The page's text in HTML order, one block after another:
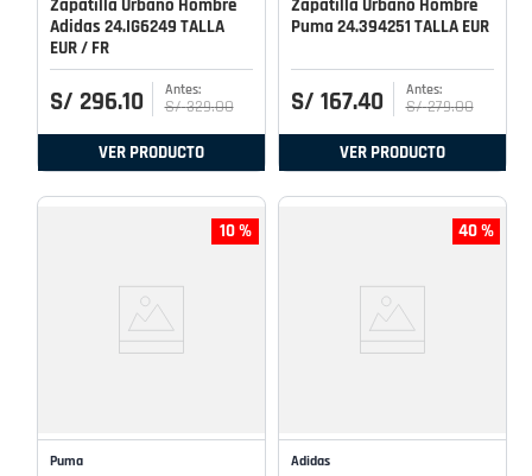
Zapatilla Urbano Hombre
Adidas 24.IG6249 TALLA
EUR / FR
S/ 296.10 S/ 329.00
VER PRODUCTO
Zapatilla Urbano Hombre
Puma 24.394251 TALLA EUR
S/ 167.40 S/ 279.00
VER PRODUCTO
10 %
Puma
40 %
Adidas